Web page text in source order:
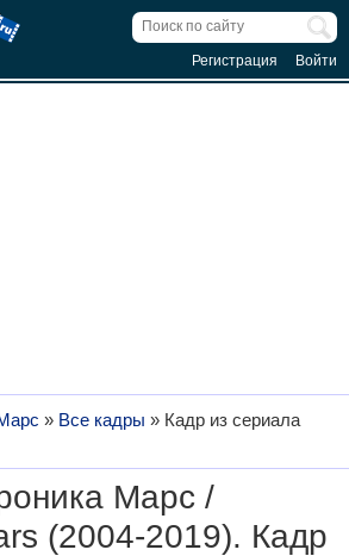
Регистрация Войти
» Все кадры » Кадр из сериала
Марс /
(2004-2019). Кадр